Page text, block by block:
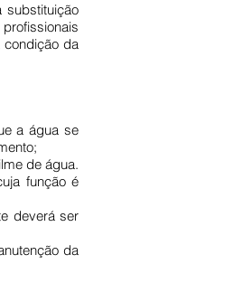
condição da
a água se
de água.
função é
deverá ser
da